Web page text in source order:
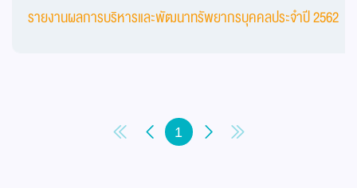
รายงานผลการบริหารและพัฒนาทรัพยากรบุคคลประจำปี 2562
1